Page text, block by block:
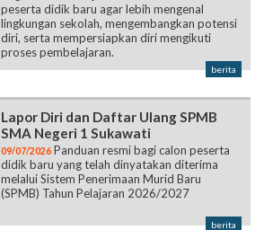
Lapor Diri dan Daftar Ulang SPMB
SMA Negeri 1 Sukawati
didik baru yang telah dinyatakan diterima
melalui Sistem Penerimaan Murid Baru
(SPMB) Tahun Pelajaran 2026/2027
berita